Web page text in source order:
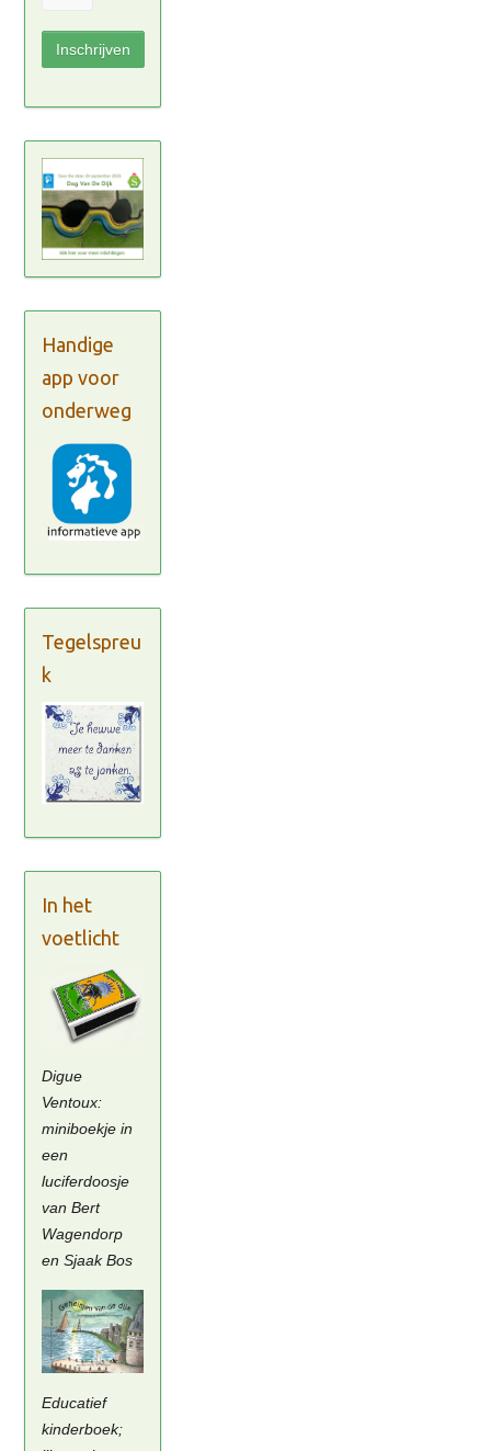
Handige
app voor
onderweg
Tegelspreu
k
In het
voetlicht
Digue
Ventoux:
miniboekje in
een
luciferdoosje
van Bert
Wagendorp
en Sjaak Bos
Educatief
kinderboek;